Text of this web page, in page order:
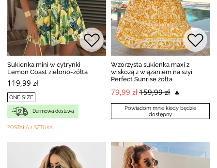
Sukienka mini w cytrynki
Lemon Coast zielono-żółta
119,99 zł
ONE SIZE
Darmowa dostawa
ZOSTAŁA 1 SZTUKA
Wzorzysta sukienka maxi z
wiskozą z wiązaniem na szyi
Perfect Sunrise żółta
79,99 zł159,99 zł 🔥
Powiadom mnie kiedy będzie
dostępny